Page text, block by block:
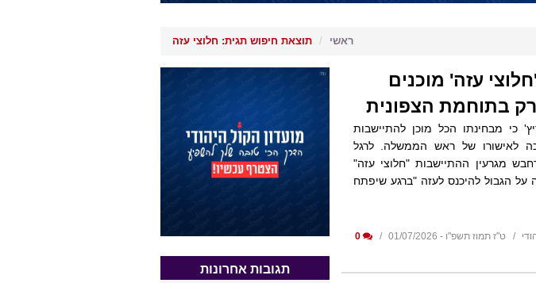
ראשי תוצאת חיפוש תגית: חלוצי עזה
עזה' מוכנים
בתוחמת הצפונית
כי מבחינתו הכל מוכן להתיישבות
לאישורו של ראש הממשלה. לרגל
מגרעין ההתיישבות "חלוצי עזה"
הגבול להיכנס לעזה "ברגע שיפתח
ט"ז תמוז תשפ"ו - 01/07/2026 0
תגובות אחרונות